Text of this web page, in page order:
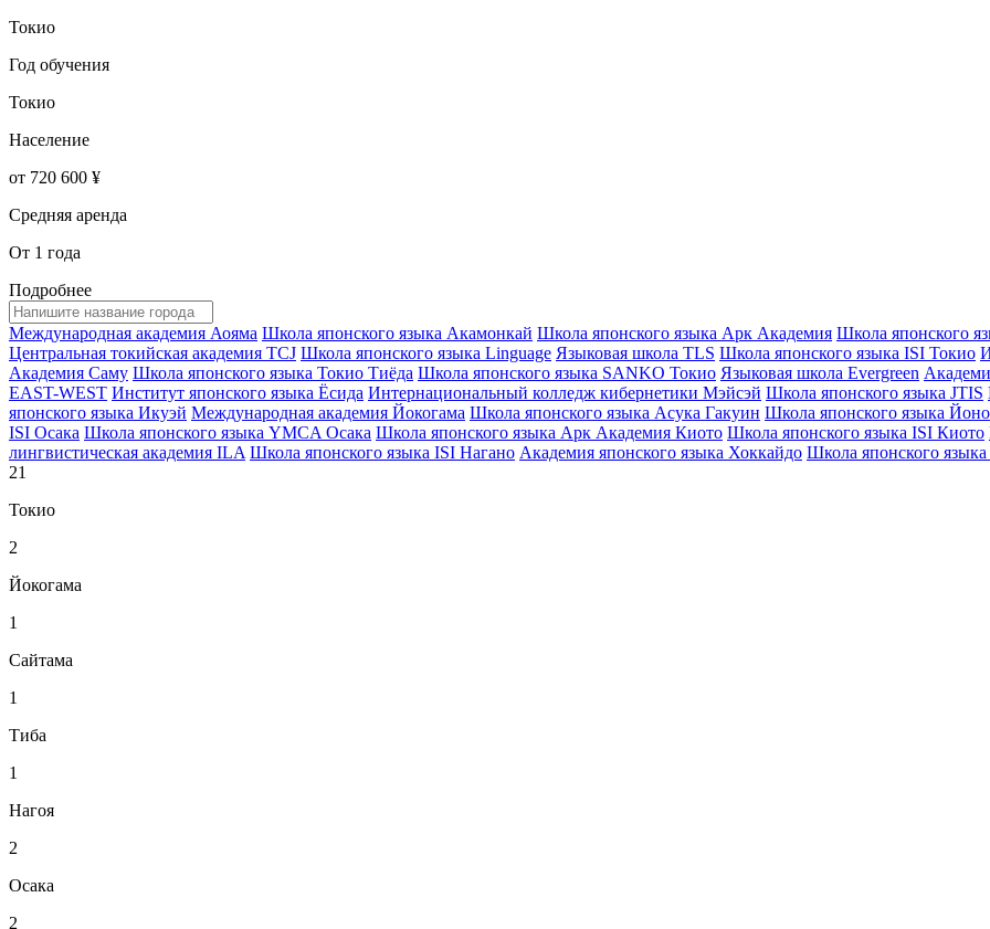
Токио
Год обучения
Токио
Население
от 720 600 ¥
Средняя аренда
От 1 года
Подробнее
Международная академия Аояма Школа японского языка Акамонкай Школа японского языка Арк Академия Школа японского
Центральная токийская академия TCJ Школа японского языка Linguage Языковая школа TLS Школа японского языка ISI Токио
Академия Саму Школа японского языка Токио Тиёда Школа японского языка SANKO Токио Языковая школа Evergreen
EAST-WEST Институт японского языка Ёсида Интернациональный колледж кибернетики Мэйсэй Школа японского языка JTIS
японского языка Икуэй Международная академия Йокогама Школа японского языка Асука Гакуин Школа японского языка
ISI Осака Школа японского языка YMCA Осака Школа японского языка Арк Академия Киото Школа японского языка ISI Киото
лингвистическая академия ILA Школа японского языка ISI Нагано Академия японского языка Хоккайдо Школа японского
21
Токио
2
Йокогама
1
Сайтама
1
Тиба
1
Нагоя
2
Осака
2